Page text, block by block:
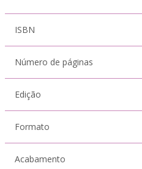
ISBN
Número de páginas
Edição
Formato
Acabamento